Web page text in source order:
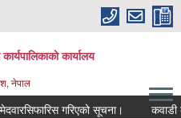
कार्यालय
नेपाल
गरिएको सूचना। कवाडी